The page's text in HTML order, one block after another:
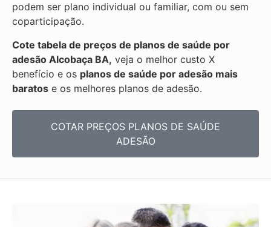
podem ser plano individual ou familiar, com ou sem
coparticipação.
Cote tabela de preços de planos de saúde por
adesão Alcobaça BA, veja o melhor custo X
benefício e os planos de saúde por adesão mais
baratos e os melhores planos de adesão.
COTAR PREÇOS PLANOS DE SAÚDE
ADESÃO